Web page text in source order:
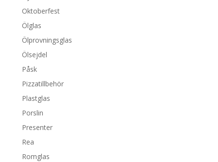
Oktoberfest
Ölglas
Ölprovningsglas
Ölsejdel
Påsk
Pizzatillbehör
Plastglas
Porslin
Presenter
Rea
Romglas